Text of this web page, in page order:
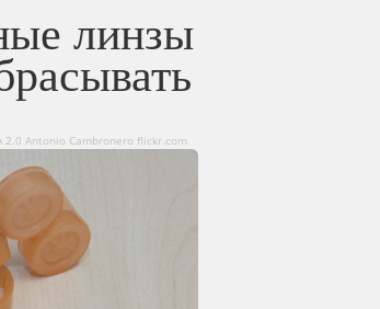
линзы
2.0 Antonio Cambronero flickr.com